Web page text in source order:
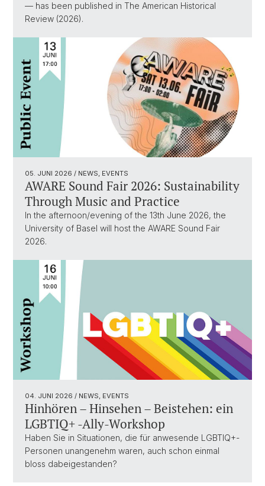
— has been published in The American Historical
Review (2026).
05. JUNI 2026 / NEWS, EVENTS
AWARE Sound Fair 2026: Sustainability
Through Music and Practice
In the afternoon/evening of the 13th June 2026, the
University of Basel will host the AWARE Sound Fair
2026.
04. JUNI 2026 / NEWS, EVENTS
Hinhören – Hinsehen – Beistehen: ein
LGBTIQ+ -Ally-Workshop
Haben Sie in Situationen, die für anwesende LGBTIQ+-
Personen unangenehm waren, auch schon einmal
bloss dabeigestanden?